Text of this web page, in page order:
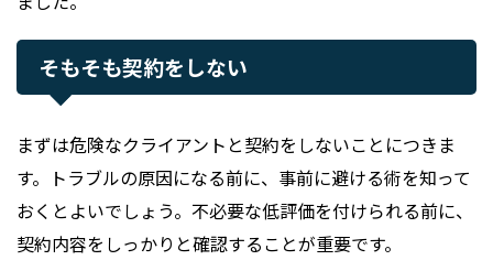
そもそも契約をしない
まずは危険なクライアントと契約をしないことにつきま
す。トラブルの原因になる前に、事前に避ける術を知って
おくとよいでしょう。不必要な低評価を付けられる前に、
契約内容をしっかりと確認することが重要です。